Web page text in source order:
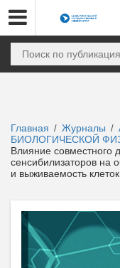
Главная / Журналы /
БИОЛОГИЧЕСКОЙ
Влияние совместного
сенсибилизаторов на
и выживаемость клеток